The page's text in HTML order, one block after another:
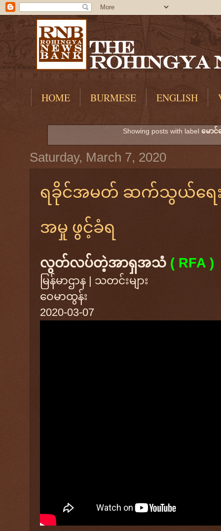
HOME BURMESE ENGLISH
Showing posts with label မောင်
Saturday, March 7, 2020
ရခိုင်အမတ် ဆက်သွယ်ရေး
အမှု ဖွင့်ခံရ
လွတ်လပ်တဲ့အာရှအသံ ( RFA )
မြန်မာဌာန | သတင်းများ
ဝေမာထွန်း
2020-03-07